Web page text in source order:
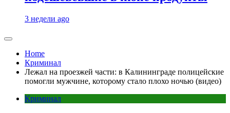
3 недели ago
Home
Криминал
Лежал на проезжей части: в Калининграде полицейские
помогли мужчине, которому стало плохо ночью (видео)
Криминал